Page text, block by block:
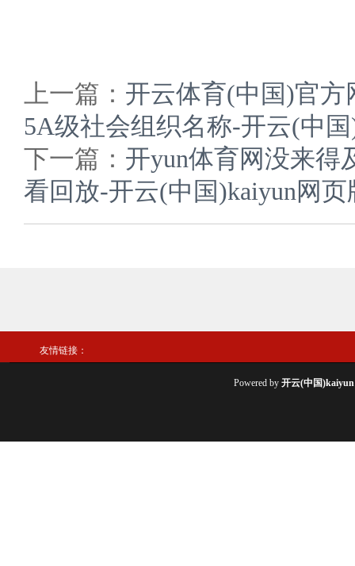
上一篇： 开云体育(中国)官
5A级社会组织名称-开云(中
下一篇： 开yun体育网没来得
看回放-开云(中国)kaiyun网
友情链接：
Powered by 开云(中国